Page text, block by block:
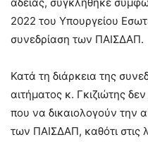
2022 του Υπουργείου
συνεδρίαση των ΠΑΙΣΔΑΠ.
Κατά τη διάρκεια της
αιτήματος κ. Γκιζιώτης
που να δικαιολογούν
των ΠΑΙΣΔΑΠ, καθότι στις